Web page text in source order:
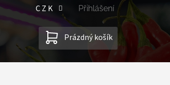
CZK Přihlášení
NÁKUPNÍ
KOŠÍK
Prázdný košík